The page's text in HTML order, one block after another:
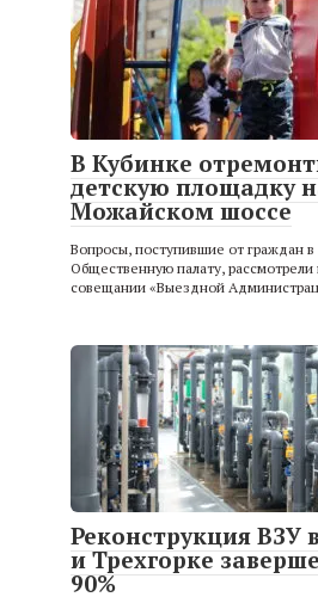
В Кубинке
детскую площадку
Можайском шоссе
Вопросы, поступившие от граждан
Общественную палату,
совещании «Выездной
Реконструкция ВЗУ
и Трехгорке
90%